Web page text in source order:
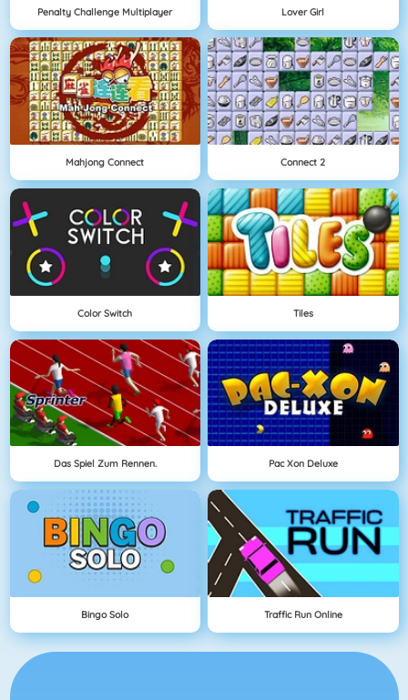
Penalty Challenge Multiplayer Lover Girl
Mahjong Connect Connect 2
Color Switch Tiles
Das Spiel Zum Rennen. Pac Xon Deluxe
Bingo Solo Traffic Run Online